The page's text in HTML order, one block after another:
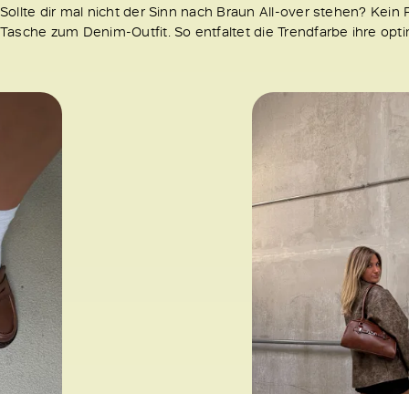
Sollte dir mal nicht der Sinn nach Braun All-over stehen?
Tasche zum Denim-Outfit. So entfaltet die Trendfarbe ihre